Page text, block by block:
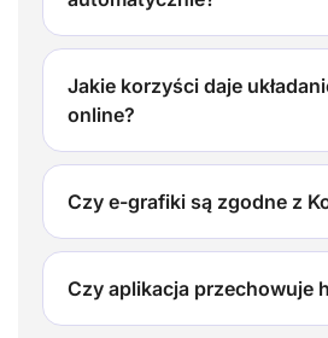
Jakie korzyści daje
online?
Czy e-grafiki są zgodne z
Czy aplikacja przechowuje